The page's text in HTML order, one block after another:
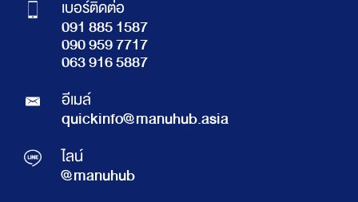
เบอร์ติดต่อ
091 885 1587
090 959 7717
063 916 5887
อีเมล์
quickinfo@manuhub.asia
ไลน์
@manuhub